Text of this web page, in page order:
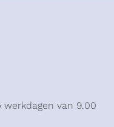
werkdagen van 9.00